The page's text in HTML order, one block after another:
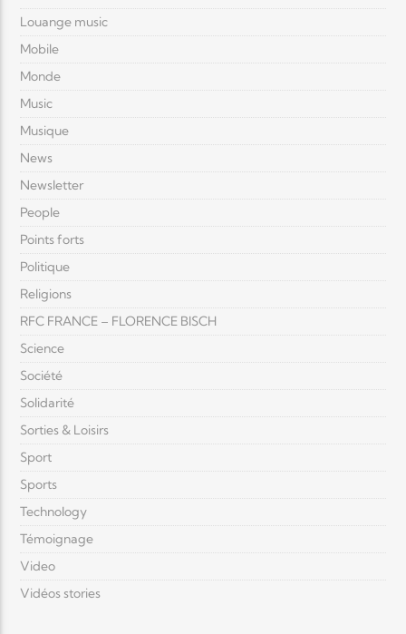
Louange music
Mobile
Monde
Music
Musique
News
Newsletter
People
Points forts
Politique
Religions
RFC FRANCE – FLORENCE BISCH
Science
Société
Solidarité
Sorties & Loisirs
Sport
Sports
Technology
Témoignage
Video
Vidéos stories